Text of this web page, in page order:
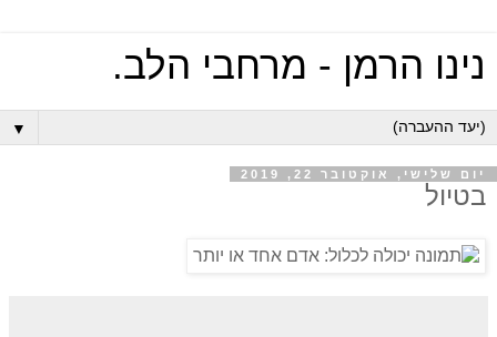
נינו הרמן - מרחבי הלב.
▼
יום שלישי, אוקטובר 22, 2019
בטיול